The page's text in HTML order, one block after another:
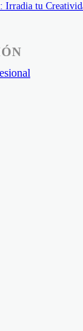
Irradia tu